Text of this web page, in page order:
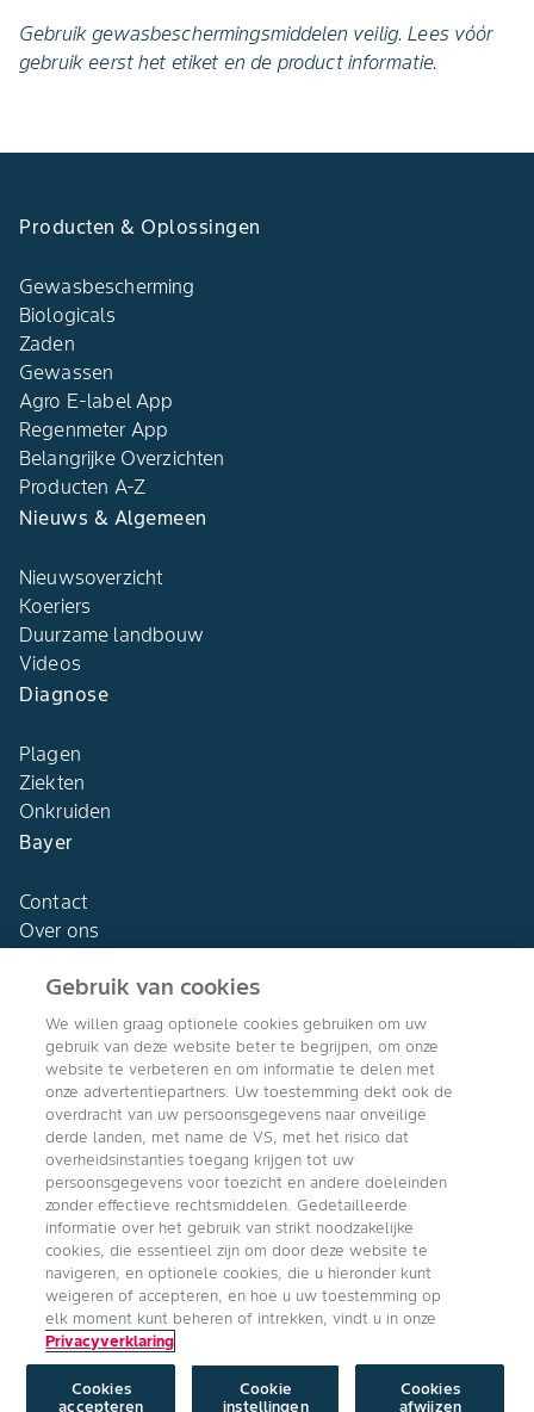
Gebruik gewasbeschermingsmiddelen veilig. Lees vóór
gebruik eerst het etiket en de product informatie.
Producten & Oplossingen
Gewasbescherming
Biologicals
Zaden
Gewassen
Agro E-label App
Regenmeter App
Belangrijke Overzichten
Producten A-Z
Nieuws & Algemeen
Nieuwsoverzicht
Koeriers
Duurzame landbouw
Videos
Diagnose
Plagen
Ziekten
Onkruiden
Bayer
Contact
Over ons
Agro Bayer
Nederland
Volg ons
Copyright © Bayer Crop Science 2024
Algemene Gebruiksvoorwaarden/Privacyverklaring/Imprint/Cookie
instellingen
Gebruik van cookies
We willen graag optionele cookies gebruiken om uw
gebruik van deze website beter te begrijpen, om onze
website te verbeteren en om informatie te delen met
onze advertentiepartners. Uw toestemming dekt ook de
overdracht van uw persoonsgegevens naar onveilige
derde landen, met name de VS, met het risico dat
overheidsinstanties toegang krijgen tot uw
persoonsgegevens voor toezicht en andere doeleinden
zonder effectieve rechtsmiddelen. Gedetailleerde
informatie over het gebruik van strikt noodzakelijke
cookies, die essentieel zijn om door deze website te
navigeren, en optionele cookies, die u hieronder kunt
weigeren of accepteren, en hoe u uw toestemming op
elk moment kunt beheren of intrekken, vindt u in onze
Privacyverklaring
Cookie
instellingen
Cookies
afwijzen
Cookies
accepteren